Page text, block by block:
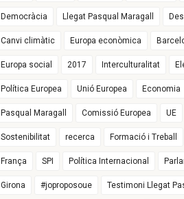
Democràcia Llegat Pasqual Maragall
Canvi climàtic Europa econòmica
Europa social 2017 Interculturalitat
Política Europea Unió Europea Economia
Pasqual Maragall Comissió Europea UE
Sostenibilitat recerca Formació i Treball
França SPI Política Internacional
Girona #joproposoue Testimoni Llegat